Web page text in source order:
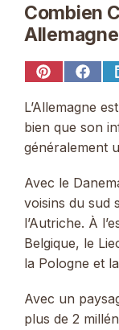
Combien
Share
Pinterest
L’Allemagne
bien que son
généralement
Avec le
voisins du sud
l’Autriche. À
Belgique, le
la Pologne et
Avec un
plus de 2